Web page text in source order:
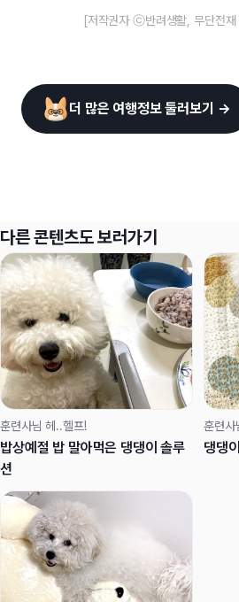
[저작권자 ⓒ반려생활, 무단전재
더 많은 여행정보 둘러보기 →
다른 콘텐츠도 보러가기
훈련사님 헤..헬프!
밥상예절 밥 말아먹은 댕댕이 솔루
션
훈련사
댕댕